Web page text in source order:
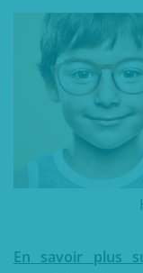
En savoir plus